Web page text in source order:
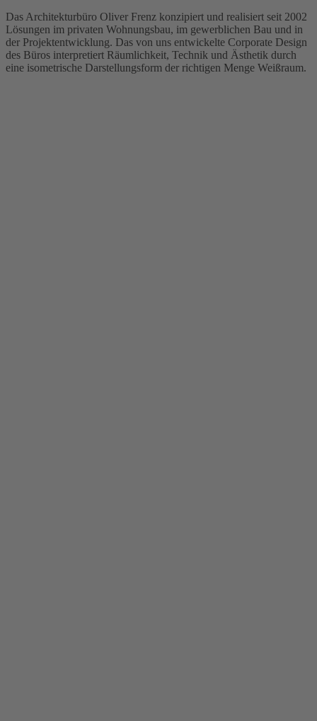
Das Architekturbüro Oliver Frenz konzipiert und realisiert seit 2002
Lösungen im privaten Wohnungsbau, im gewerblichen Bau und in
der Projektentwicklung. Das von uns entwickelte Corporate Design
des Büros interpretiert Räumlichkeit, Technik und Ästhetik durch
eine isometrische Darstellungsform der richtigen Menge Weißraum.